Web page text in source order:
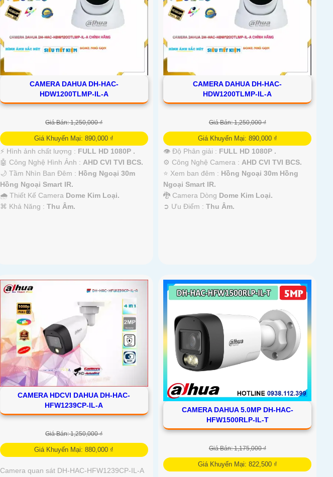
CAMERA DAHUA DH-HAC-
HDW1200TLMP-IL-A
Giá Bán: 1,250,000 ₫
Giá Khuyến Mại: 890,000 ₫
️⚡ Hình ảnh chất lượng : FULL HD 1080P .
🤖️ Công Nghệ Hình Ảnh : AHD CVI TVI BCS.
🌙 Tầm Nhìn Ban Đêm : Hồng Ngoại 30m
Hồng Ngoại Smart IR.
🌧️ Thiết Kế Camera Dome Kim Loại.
️⌘ Khả Năng : Thu Âm.
CAMERA DAHUA DH-HAC-
HDW1200TLMP-IL-A
Giá Bán: 1,250,000 ₫
Giá Khuyến Mại: 890,000 ₫
👁 Độ Phân giải : FULL HD 1080P .
⚙ Công Nghệ Camera : AHD CVI TVI BCS.
⭐ Xem ban đêm : Hồng Ngoại 30m Hồng
Ngoại Smart IR.
🐉️ Camera Dòng Dome Kim Loại.
️➲ Ưu Điểm :Thu Âm.
CAMERA HDCVI DAHUA DH-HAC-
HFW1239CP-IL-A
Giá Bán: 1,250,000 ₫
Giá Khuyến Mại: 880,000 ₫
Camera quan sát DH-HAC-HFW1239CP-IL-A
CAMERA DAHUA 5.0MP DH-HAC-
HFW1500RLP-IL-T
Giá Bán: 1,175,000 ₫
Giá Khuyến Mại: 822,500 ₫